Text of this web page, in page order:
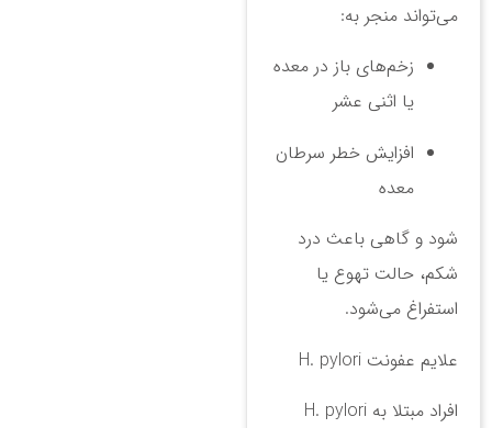
می‌تواند منجر به:
زخم‌های باز در معده
یا اثنی عشر
افزایش خطر سرطان
معده
شود و گاهی باعث درد
شکم، حالت تهوع یا
استفراغ می‌شود.
علایم عفونت H. pylori
افراد مبتلا به H. pylori